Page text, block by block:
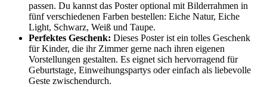
passen. Du kannst das Poster optional mit Bilderrahmen in
fünf verschiedenen Farben bestellen: Eiche Natur, Eiche
Light, Schwarz, Weiß und Taupe.
Perfektes Geschenk: Dieses Poster ist ein tolles Geschenk
für Kinder, die ihr Zimmer gerne nach ihren eigenen
Vorstellungen gestalten. Es eignet sich hervorragend für
Geburtstage, Einweihungspartys oder einfach als liebevolle
Geste zwischendurch.